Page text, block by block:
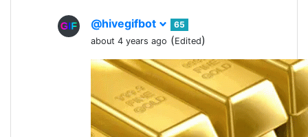
@hivegifbot
65
about 4 years ago (Edited)